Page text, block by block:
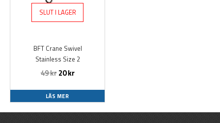
SLUT I LAGER
BFT Crane Swivel
Stainless Size 2
49kr20kr
LÄS MER